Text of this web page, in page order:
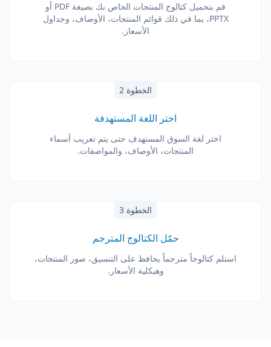
قم بتحميل كتالوج المنتجات الخاص بك بصيغة PDF أو
PPTX، بما في ذلك قوائم المنتجات، الأوصاف، وجداول
الأسعار.
الخطوة 2
اختر اللغة المستهدفة
اختر لغة السوق المستهدف حتى يتم تعريب أسماء
المنتجات، الأوصاف، والمواصفات.
الخطوة 3
حمّل الكتالوج المترجم
استلم كتالوجاً مترجماً يحافظ على التنسيق، صور المنتجات،
وهيكلية الأسعار.